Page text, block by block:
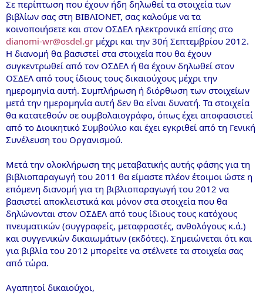
Σε περίπτωση που έχουν ήδη δηλωθεί τα στοιχεία των
βιβλίων σας στη ΒΙΒΛΙΟΝΕΤ, σας καλούμε να τα
κοινοποιήσετε και στον ΟΣΔΕΛ ηλεκτρονικά επίσης στο
dianomi-wr@osdel.gr μέχρι και την 30ή Σεπτεμβρίου 2012.
Η διανομή θα βασιστεί στα στοιχεία που θα έχουν
συγκεντρωθεί από τον ΟΣΔΕΛ ή θα έχουν δηλωθεί στον
ΟΣΔΕΛ από τους ίδιους τους δικαιούχους μέχρι την
ημερομηνία αυτή. Συμπλήρωση ή διόρθωση των στοιχείων
μετά την ημερομηνία αυτή δεν θα είναι δυνατή. Τα στοιχεία
θα κατατεθούν σε συμβολαιογράφο, όπως έχει αποφασιστεί
από το Διοικητικό Συμβούλιο και έχει εγκριθεί από τη Γενική
Συνέλευση του Οργανισμού.
Μετά την ολοκλήρωση της μεταβατικής αυτής φάσης για τη
βιβλιοπαραγωγή του 2011 θα είμαστε πλέον έτοιμοι ώστε η
επόμενη διανομή για τη βιβλιοπαραγωγή του 2012 να
βασιστεί αποκλειστικά και μόνον στα στοιχεία που θα
δηλώνονται στον ΟΣΔΕΛ από τους ίδιους τους κατόχους
πνευματικών (συγγραφείς, μεταφραστές, ανθολόγους κ.ά.)
και συγγενικών δικαιωμάτων (εκδότες). Σημειώνεται ότι και
για βιβλία του 2012 μπορείτε να στέλνετε τα στοιχεία σας
από τώρα.
Αγαπητοί δικαιούχοι,